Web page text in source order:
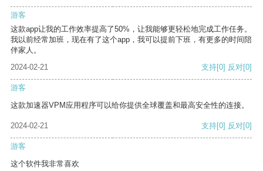
游客
这款app让我的工作效率提高了50%，让我能够更轻松地完成工作任务。
我以前经常加班，现在有了这个app，我可以提前下班，有更多的时间陪
伴家人。
2024-02-21
支持[0] 反对[0]
游客
这款加速器VPM应用程序可以给你提供全球覆盖和最高安全性的连接。
2024-02-21 支持[0] 反对[0]
游客
这个软件我非常喜欢